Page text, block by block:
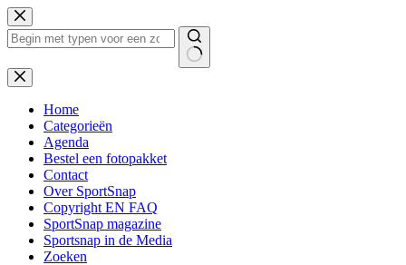
Ga
naar
de
Geen
resultaten
Home
Categorieën
Agenda
Bestel een fotopakket
Contact
Over SportSnap
Copyright EN FAQ
SportSnap magazine
Sportsnap in de Media
Zoeken